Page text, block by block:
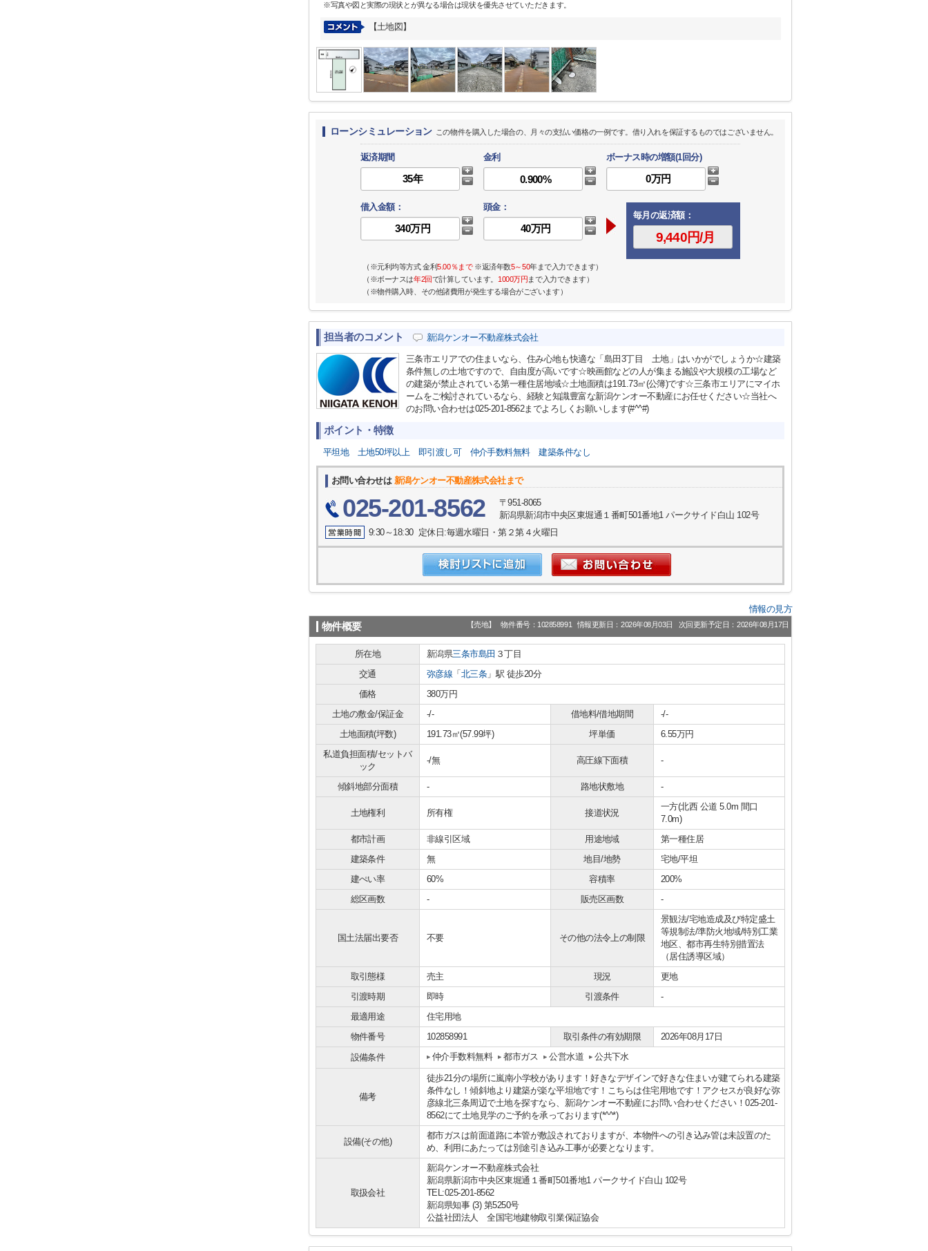
※写真や図と実際の現状とが異なる場合は現状を優先させていただきます。
【土地図】
ローンシミュレーション この物件を購入した場合の、月々の支払い価格の一例です。借り入れを保証するものではございません。
返済期間 金利 ボーナス時の増額(1回分)
借入金額：
頭金：
毎月の返済額：
（※元利均等方式 金利5.00％まで※返済年数5～50年まで入力できます）
（※ボーナスは年2回で計算しています。 1000万円まで入力できます）
（※物件購入時、その他諸費用が発生する場合がございます）
担当者のコメント 新潟ケンオー不動産株式会社
三条市エリアでの住まいなら、住み心地も快適な「島田3丁目 土地」はいかがでしょうか☆建築
条件無しの土地ですので、自由度が高いです☆映画館などの人が集まる施設や大規模の工場など
の建築が禁止されている第一種住居地域☆土地面積は191.73㎡(公簿)です☆三条市エリアにマイホ
ームをご検討されているなら、経験と知識豊富な新潟ケンオー不動産にお任せください☆当社へ
のお問い合わせは025-201-8562までよろしくお願いします(#^^#)
ポイント・特徴
平坦地 土地50坪以上 即引渡し可 仲介手数料無料 建築条件なし
お問い合わせは 新潟ケンオー不動産株式会社まで
025-201-8562
〒951-8065
新潟県新潟市中央区東堀通１番町501番地1 パークサイド白山 102号
9:30～18:30 定休日:毎週水曜日・第２第４火曜日
情報の見方
物件概要 【売地】 物件番号：102858991 情報更新日：2026年08月03日 次回更新予定日：2026年08月17日
所在地 新潟県三条市島田 ３丁目
交通
弥彦線 「 北三条」駅 徒歩20分
価格
380万円
土地の敷金/保証金
-/- 借地料/借地期間
-/-
土地面積(坪数)
191.73㎡(57.99坪) 坪単価
6.55万円
私道負担面積/セットバ
ック
-/無 高圧線下面積 -
傾斜地部分面積 - 路地状敷地 -
土地権利 所有権 接道状況
一方(北西 公道 5.0m 間口
7.0m)
都市計画
非線引区域 用途地域
第一種住居
建築条件
無 地目/地勢
宅地/平坦
建ぺい率
60% 容積率
200%
総区画数
- 販売区画数 -
国土法届出要否 不要 その他の法令上の制限
景観法/宅地造成及び特定盛土
等規制法/準防火地域/特別工業
地区、都市再生特別措置法
（居住誘導区域）
取引態様
売主 現況
更地
引渡時期
即時 引渡条件
-
最適用途
住宅用地
物件番号
102858991 取引条件の有効期限
2026年08月17日
設備条件
仲介手数料無料 都市ガス 公営水道 公共下水
備考
徒歩21分の場所に嵐南小学校があります！好きなデザインで好きな住まいが建てられる建築
条件なし！傾斜地より建築が楽な平坦地です！こちらは住宅用地です！アクセスが良好な弥
彦線北三条周辺で土地を探すなら、新潟ケンオー不動産にお問い合わせください！025-201-
8562にて土地見学のご予約を承っております(*^^*)
設備(その他)
都市ガスは前面道路に本管が敷設されておりますが、本物件への引き込み管は未設置のた
め、利用にあたっては別途引き込み工事が必要となります。
取扱会社
新潟ケンオー不動産株式会社
新潟県新潟市中央区東堀通１番町501番地1 パークサイド白山 102号
TEL:025-201-8562
新潟県知事 (3) 第5250号
公益社団法人 全国宅地建物取引業保証協会